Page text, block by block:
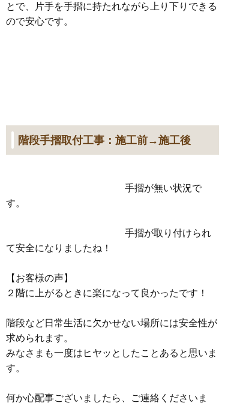
とで、片手を手摺に持たれながら上り下りできる
ので安心です。
階段手摺取付工事：施工前→施工後
手摺が無い状況で
す。
手摺が取り付けられ
て安全になりましたね！
【お客様の声】
２階に上がるときに楽になって良かったです！
階段など日常生活に欠かせない場所には安全性が
求められます。
みなさまも一度はヒヤッとしたことあると思いま
す。
何か心配事ございましたら、ご連絡くださいま